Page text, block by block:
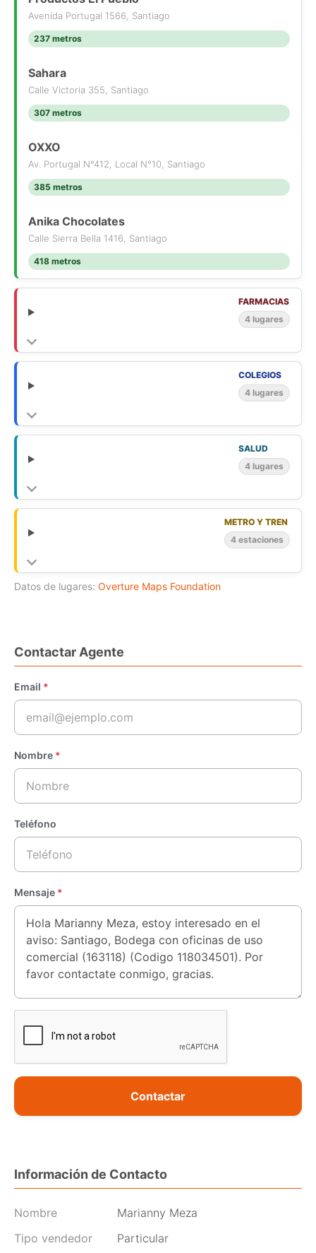
Avenida Portugal 1566, Santiago
237 metros
Sahara
Calle Victoria 355, Santiago
307 metros
OXXO
Av. Portugal N°412, Local N°10, Santiago
385 metros
Anika Chocolates
Calle Sierra Bella 1416, Santiago
418 metros
FARMACIAS
4 lugares
COLEGIOS
4 lugares
SALUD
4 lugares
METRO Y TREN
4 estaciones
Datos de lugares: Overture Maps Foundation
Contactar Agente
Email *
Nombre *
Teléfono
Mensaje *
Contactar
Información de Contacto
Nombre
Marianny Meza
Tipo vendedor
Particular